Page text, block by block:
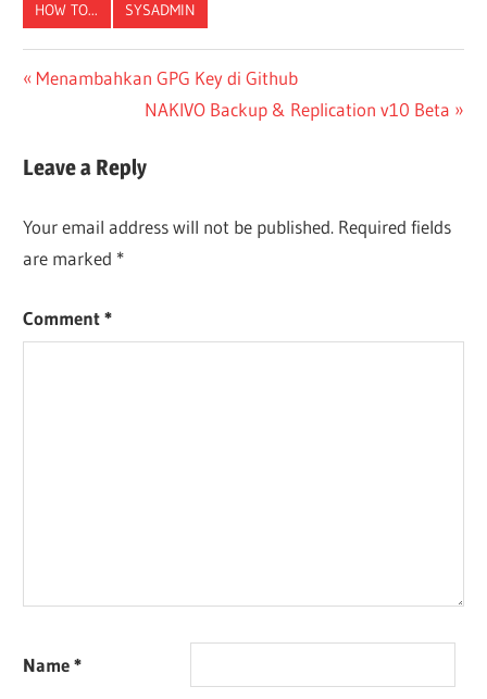
HOW TO... SYSADMIN
Post
navigation
Previous
Menambahkan GPG Key di Github
Next
NAKIVO Backup & Replication v10 Beta
Leave a Reply
Your email address will not be published. Required fields
are marked *
Comment*
Name*